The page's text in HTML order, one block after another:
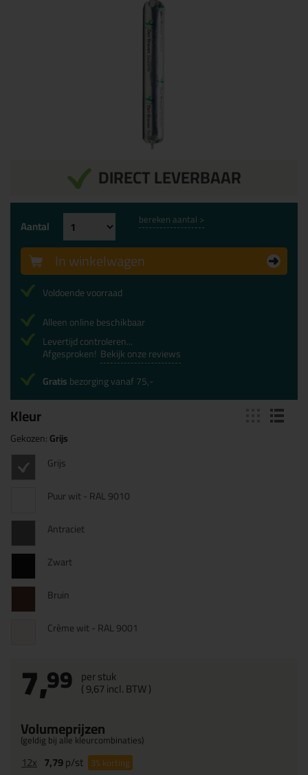
DIRECT LEVERBAAR
Kleur
Gekozen:Grijs
Grijs
Puur wit - RAL 9010
Antraciet
Zwart
Bruin
Crème wit - RAL 9001
7,99 per stuk
(9,67incl. BTW )
Volumeprijzen
(geldig bij alle kleurcombinaties)
12x 7,79p/st 3%korting
Aantal bereken aantal >
In winkelwagen
Voldoende voorraad
Alleen online beschikbaar
Levertijd controleren...
Afgesproken! Bekijk onze reviews
Gratisbezorging vanaf 75,-